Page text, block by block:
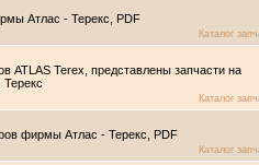
Атлас - Терекс, PDF
Каталог
ATLAS Terex, представлены запчасти на
Терекс
Каталог
фирмы Атлас - Терекс, PDF
Каталог